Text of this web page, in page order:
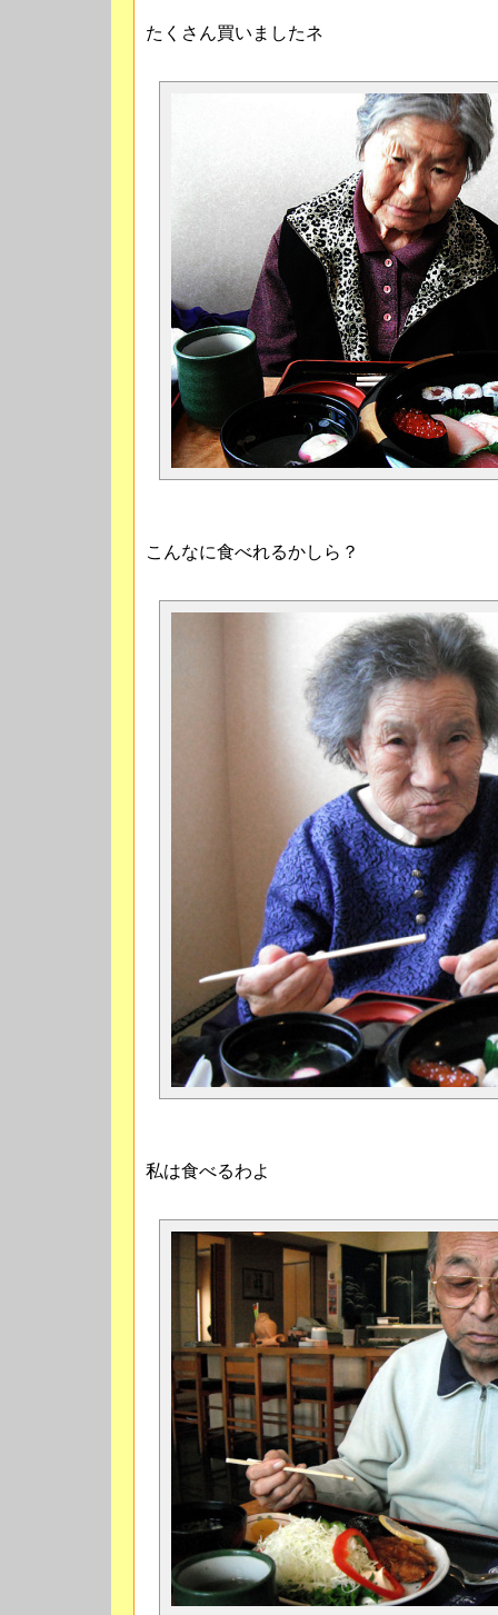
たくさん買いましたネ
こんなに食べれるかしら？
私は食べるわよ